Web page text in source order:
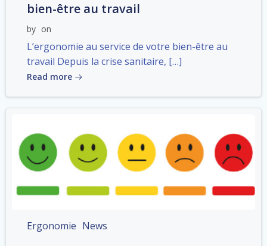
bien-être au travail
by on
L’ergonomie au service de votre bien-être au
travail Depuis la crise sanitaire, […]
Read more
Ergonomie News